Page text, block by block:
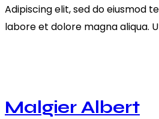
Adipiscing elit, sed do eiusmod
labore et dolore magna aliqua.
Malgier Albert